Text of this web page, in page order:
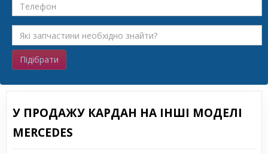
Підібрати
У ПРОДАЖУ КАРДАН НА ІНШІ МОДЕЛІ
MERCEDES